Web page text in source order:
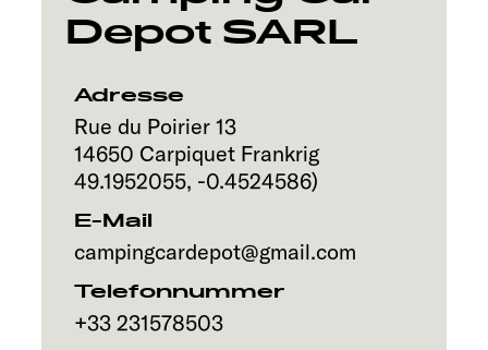
Oplev
Depot SARL
Adresse
Rue du Poirier 13
14650 Carpiquet Frankrig
49.1952055, -0.4524586)
E-Mail
campingcardepot@gmail.com
Telefonnummer
+33 231578503